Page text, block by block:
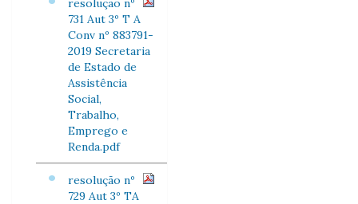
resolução nº
731 Aut 3º T A
Conv nº 883791-
2019 Secretaria
de Estado de
Assistência
Social,
Trabalho,
Emprego e
Renda.pdf
resolução nº
729 Aut 3º TA